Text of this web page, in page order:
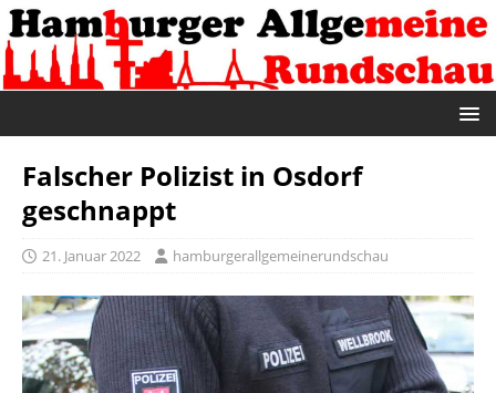
Falscher Polizist in Osdorf
geschnappt
21. Januar 2022 hamburgerallgemeinerundschau